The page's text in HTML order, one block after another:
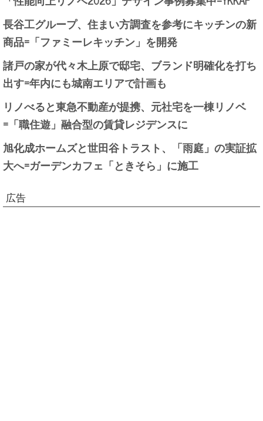
長谷工グループ、住まい方調査を参考にキッチンの新
商品=「ファミーレキッチン」を開発
諸戸の家が代々木上原で邸宅、ブランド明確化を打ち
出す=年内にも城南エリアで計画も
リノべると東急不動産が提携、元社宅を一棟リノベ
=「職住遊」融合型の賃貸レジデンスに
旭化成ホームズと世田谷トラスト、「雨庭」の実証拡
大へ=ガーデンカフェ「ときそら」に施工
広告